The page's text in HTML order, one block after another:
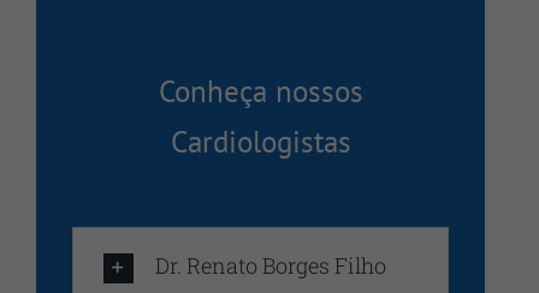
Conheça nossos
Cardiologistas
Dr. Renato Borges Filho